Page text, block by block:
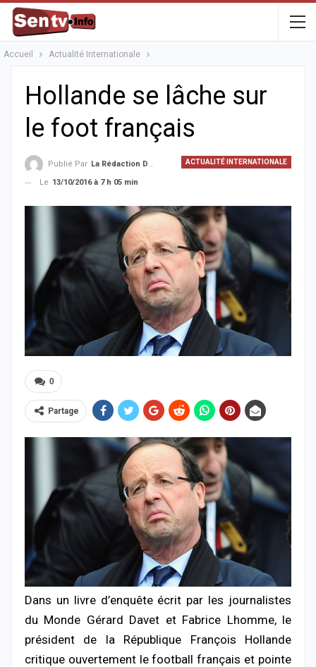
Accueil Actualité Internationale
Hollande se lâche sur
le foot français
ACTUALITÉ INTERNATIONALE
Publié Par La Rédaction De La SenTV.info
Le 13/10/2016 à 7 h 05 min
0
Partage
Dans un livre d’enquête écrit par les journalistes
du Monde Gérard Davet et Fabrice Lhomme, le
président de la République François Hollande
critique ouvertement le football français et pointe